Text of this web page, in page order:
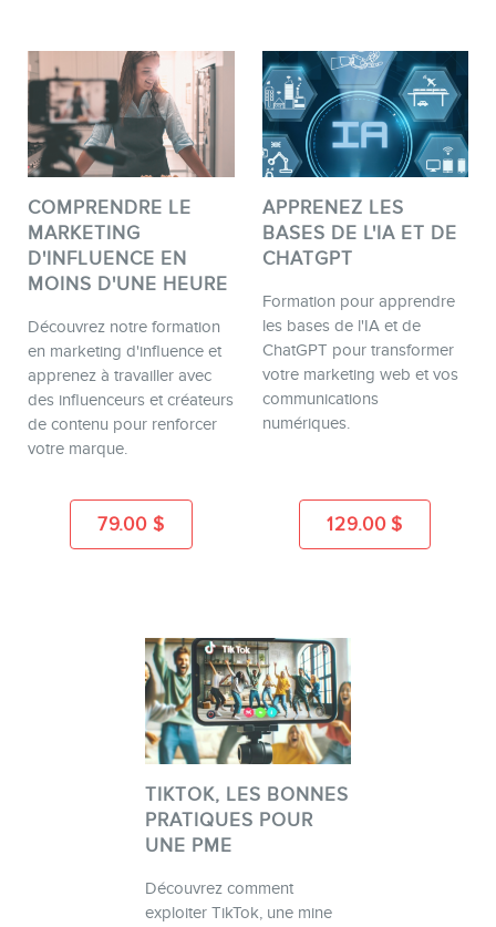
COMPRENDRE LE
MARKETING
D'INFLUENCE EN
MOINS D'UNE HEURE
Découvrez notre formation
en marketing d'influence et
apprenez à travailler avec
des influenceurs et créateurs
de contenu pour renforcer
votre marque.
79.00 $
APPRENEZ LES
BASES DE L'IA ET DE
CHATGPT
Formation pour apprendre
les bases de l'IA et de
ChatGPT pour transformer
votre marketing web et vos
communications
numériques.
129.00 $
TIKTOK, LES BONNES
PRATIQUES POUR
UNE PME
Découvrez comment
exploiter TikTok, une mine